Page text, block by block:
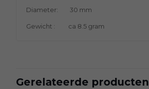
Diameter: 30 mm
Gewicht : ca 8.5 gram
Gerelateerde producten